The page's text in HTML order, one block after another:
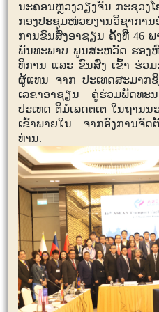
ນະຄອນຫຼວງວຽງຈັນ ກະຊວງ
ກອງປະຊຸມໜ່ວຍງານວິຊາກາ
ການຂົນສົ່ງອາຊຽນ ຄັ້ງທີ່ 46
ພັນທະພາບ ພູນສະຫວັດ ຮອງ
ທິການ ແລະ ຂົນສົ່ງ ເຂົ້າ ຮ່ວ
ຜູ້ແທນ ຈາກ ປະເທດສະມາກ
ເລຂາອາຊຽນ ຄູ່ຮ່ວມພັດທ
ປະເທດ ຕິມໍເລດຕເຕ ໃນຖານ
ເຂົ້າພາຍໃນ ຈາກອົງການຈັ
ທ່ານ.